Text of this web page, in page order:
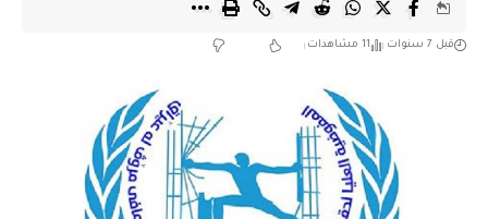
قبل 7 سنوات 11 مشاهدات